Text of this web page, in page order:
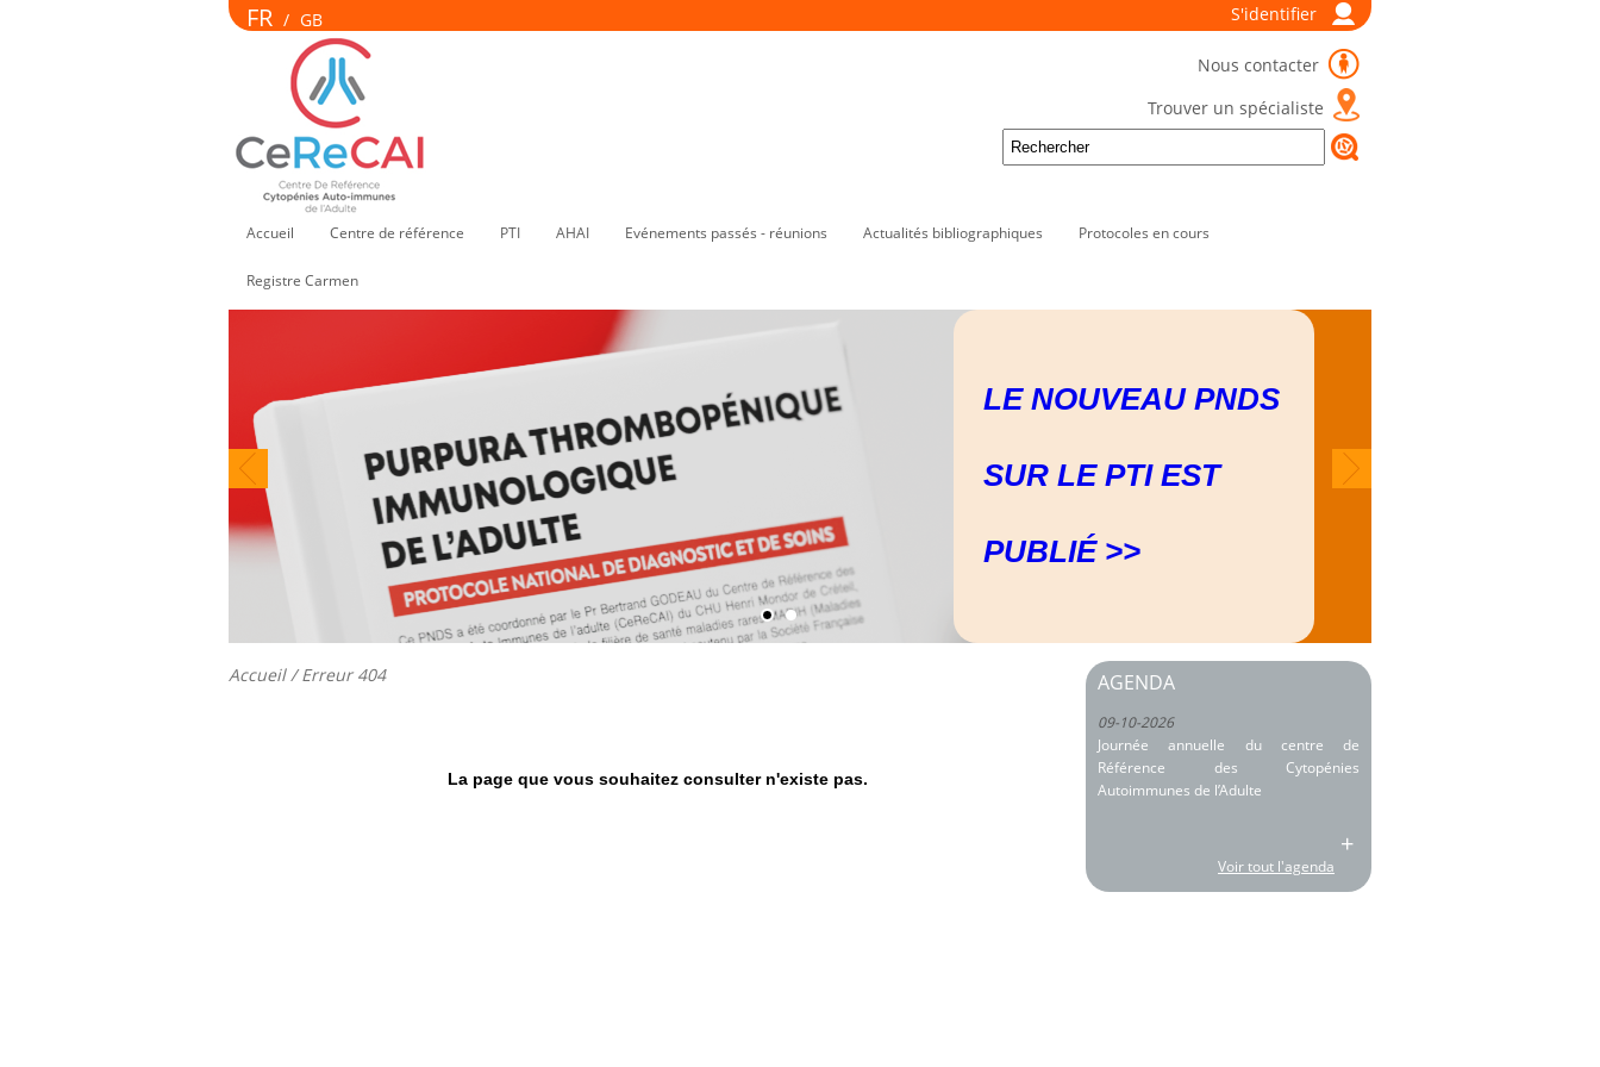
FR / GB S'identifier
Nous contacter
Trouver un spécialiste
Accueil Centre de référence PTI AHAI Evénements passés - réunions Actualités bibliographiques Protocoles en cours
Registre Carmen
LE NOUVEAU PNDS
SUR LE PTI EST
PUBLIÉ >>
Accueil/ Erreur 404
La page que vous souhaitez consulter n'existe pas.
AGENDA
09-10-2026
Journée annuelle du centre de
Référence des Cytopénies
Autoimmunes de l’Adulte
+
Voir tout l'agenda